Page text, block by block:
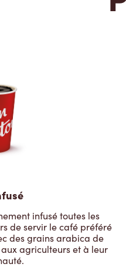
infusé toutes les
de servir le café préféré
des grains arabica de
agriculteurs et à leur